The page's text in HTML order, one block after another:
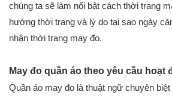
chúng ta sẽ làm nổi bật cách thời trang
hướng thời trang và lý do tại sao ngày
nhận thời trang may đo.
May đo quần áo theo yêu cầu hoạt
Quần áo may đo là thuật ngữ chuyên